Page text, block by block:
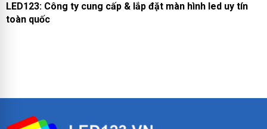
LED123: Công ty cung cấp & lắp đặt màn hình led uy tín
toàn quốc